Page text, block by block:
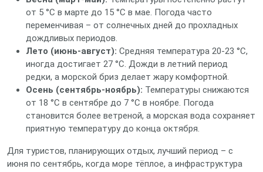
от 5 °C в марте до 15 °C в мае. Погода часто
переменчивая – от солнечных дней до прохладных
дождливых периодов.
Лето (июнь‑август): Средняя температура 20‑23 °C,
иногда достигает 27 °C. Дожди в летний период
редки, а морской бриз делает жару комфортной.
Осень (сентябрь‑ноябрь): Температуры снижаются
от 18 °C в сентябре до 7 °C в ноябре. Погода
становится более ветреной, а морская вода сохраняет
приятную температуру до конца октября.
Для туристов, планирующих отдых, лучший период – с
июня по сентябрь, когда море тёплое, а инфраструктура